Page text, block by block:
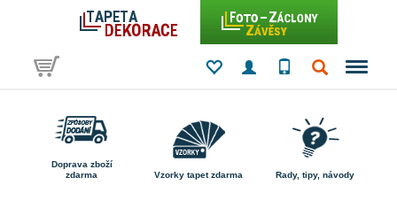
Doprava zboží
zdarma
Vzorky tapet zdarma Rady, tipy, návody